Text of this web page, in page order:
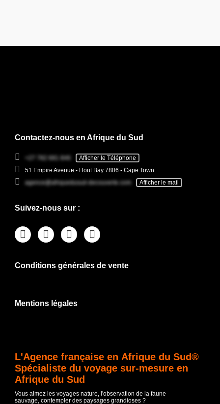
Contactez-nous en Afrique du Sud
+27 782 681 846
Afficher le Téléphone
51 Empire Avenue - Hout Bay 7806 - Cape Town
agence@afriquedusud-decouverte.com
Afficher le mail
Suivez-nous sur :
Conditions générales de vente
Mentions légales
L'Agence française en Afrique du Sud®
Spécialiste du voyage sur-mesure en
Afrique du Sud
Vous aimez les voyages nature, l'observation de la faune
sauvage, contempler des paysages grandioses ?